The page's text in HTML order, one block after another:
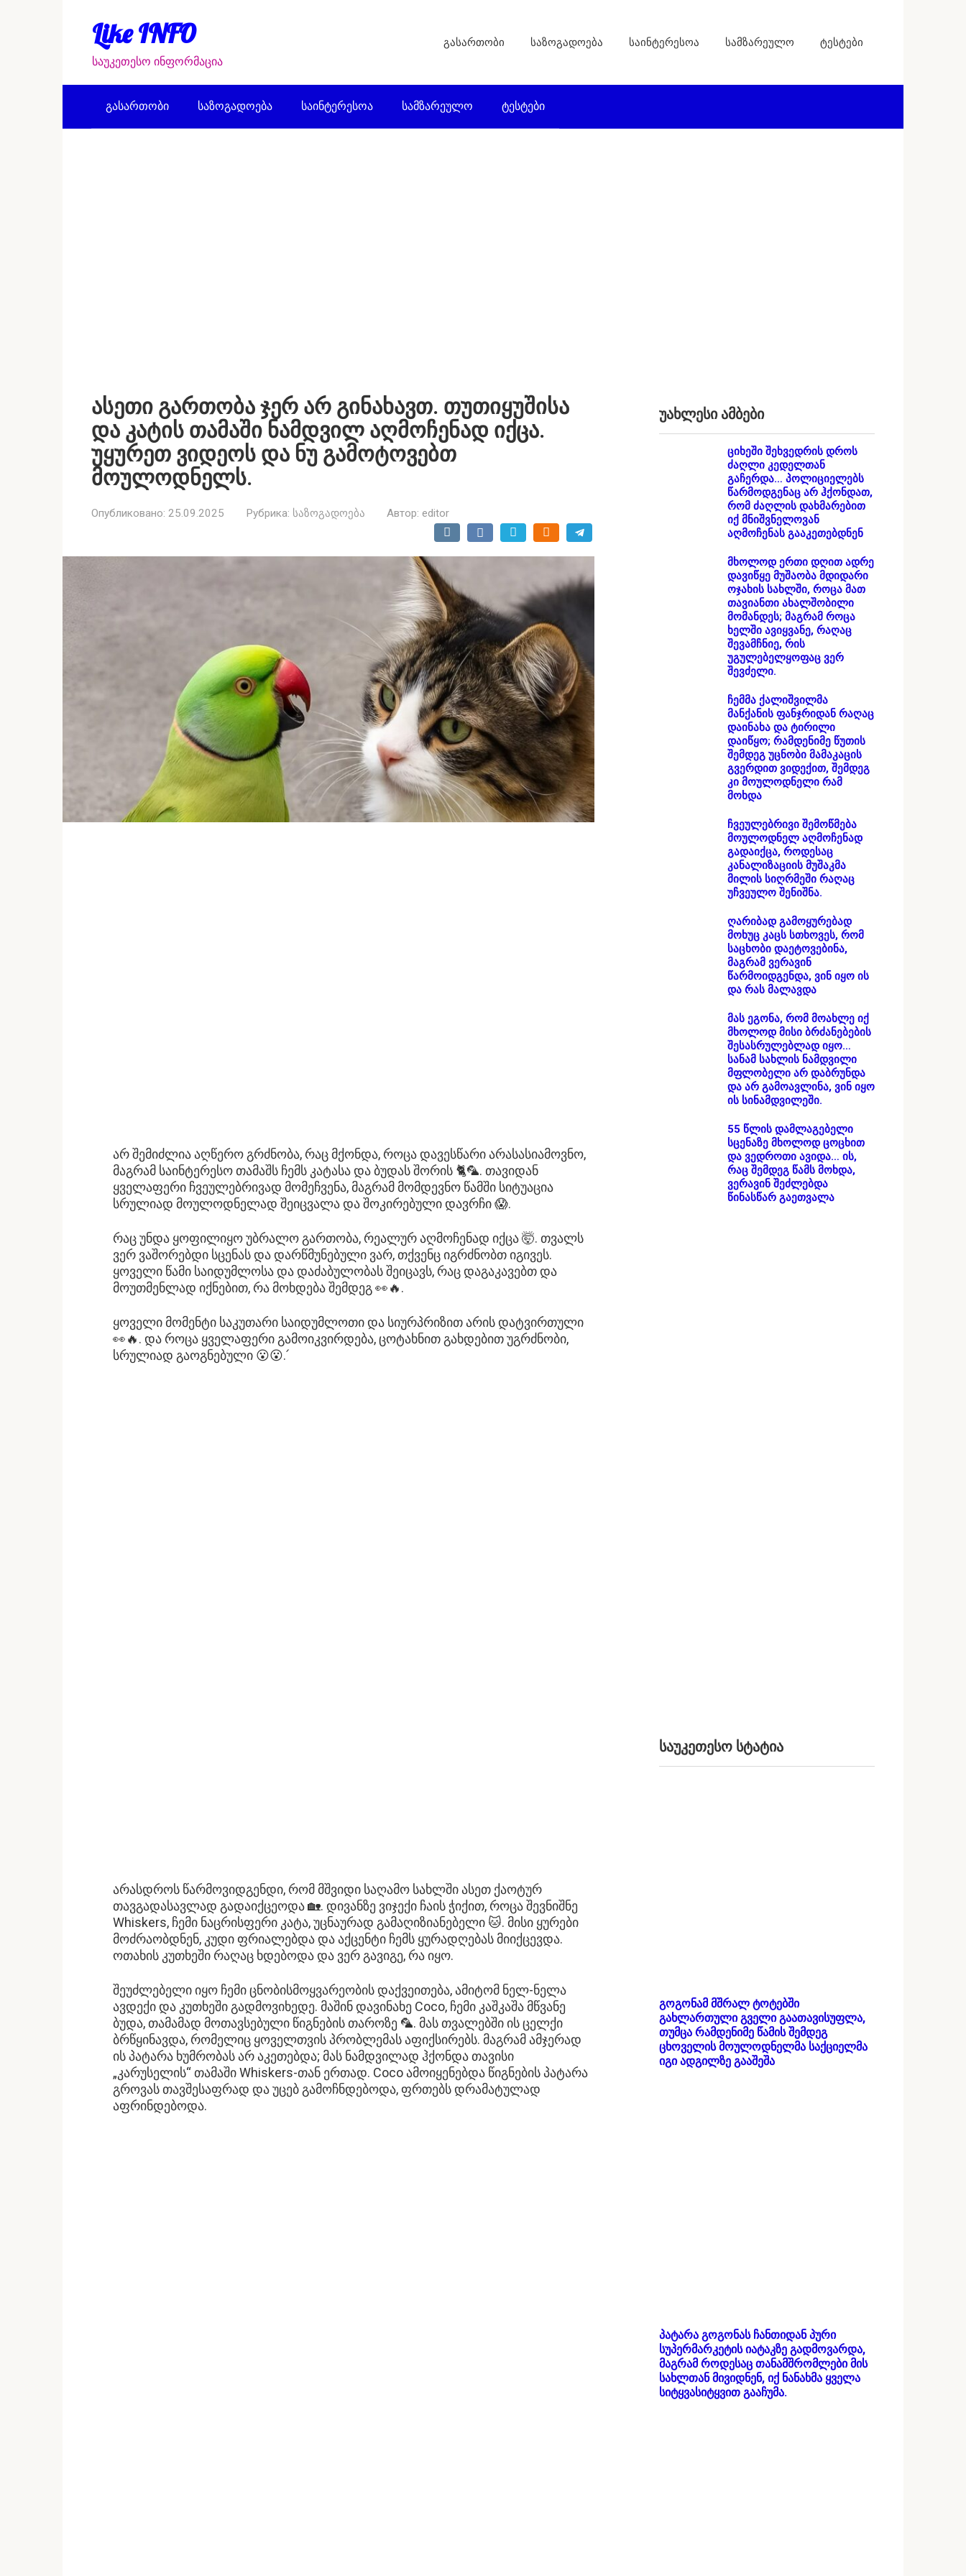
Like INFO
საუკეთესო ინფორმაცია
გასართობი საზოგადოება საინტერესოა სამზარეულო ტესტები
გასართობი საზოგადოება საინტერესოა სამზარეულო ტესტები
ასეთი გართობა ჯერ არ გინახავთ. თუთიყუშისა
და კატის თამაში ნამდვილ აღმოჩენად იქცა.
უყურეთ ვიდეოს და ნუ გამოტოვებთ
მოულოდნელს.
Опубликовано: 25.09.2025 Рубрика: საზოგადოება Автор: editor
არ შემიძლია აღწერო გრძნობა, რაც მქონდა, როცა დავესწარი არასასიამოვნო,
მაგრამ საინტერესო თამაშს ჩემს კატასა და ბუდას შორის 🐈🦜. თავიდან
ყველაფერი ჩვეულებრივად მომეჩვენა, მაგრამ მომდევნო წამში სიტუაცია
სრულიად მოულოდნელად შეიცვალა და შოკირებული დავრჩი 😱.
რაც უნდა ყოფილიყო უბრალო გართობა, რეალურ აღმოჩენად იქცა 🤯. თვალს
ვერ ვაშორებდი სცენას და დარწმუნებული ვარ, თქვენც იგრძნობთ იგივეს.
ყოველი წამი საიდუმლოსა და დაძაბულობას შეიცავს, რაც დაგაკავებთ და
მოუთმენლად იქნებით, რა მოხდება შემდეგ 👀🔥.
ყოველი მომენტი საკუთარი საიდუმლოთი და სიურპრიზით არის დატვირთული
👀🔥. და როცა ყველაფერი გამოიკვირდება, ცოტახნით გახდებით უგრძნობი,
სრულიად გაოგნებული 😮😮.՛
არასდროს წარმოვიდგენდი, რომ მშვიდი საღამო სახლში ასეთ ქაოტურ
თავგადასავლად გადაიქცეოდა 🏡. დივანზე ვიჯექი ჩაის ჭიქით, როცა შევნიშნე
Whiskers, ჩემი ნაცრისფერი კატა, უცნაურად გამაღიზიანებელი 🐱. მისი ყურები
მოძრაობდნენ, კუდი ფრიალებდა და აქცენტი ჩემს ყურადღებას მიიქცევდა.
ოთახის კუთხეში რაღაც ხდებოდა და ვერ გავიგე, რა იყო.
შეუძლებელი იყო ჩემი ცნობისმოყვარეობის დაქვეითება, ამიტომ ნელ-ნელა
ავდექი და კუთხეში გადმოვიხედე. მაშინ დავინახე Coco, ჩემი კაშკაშა მწვანე
ბუდა, თამამად მოთავსებული წიგნების თაროზე 🦜. მას თვალებში ის ცელქი
ბრწყინავდა, რომელიც ყოველთვის პრობლემას აფიქსირებს. მაგრამ ამჯერად
ის პატარა ხუმრობას არ აკეთებდა; მას ნამდვილად ჰქონდა თავისი
„კარუსელის“ თამაში Whiskers-თან ერთად. Coco ამოიყენებდა წიგნების პატარა
გროვას თავშესაფრად და უცებ გამოჩნდებოდა, ფრთებს დრამატულად
აფრინდებოდა.
უახლესი ამბები
ციხეში შეხვედრის დროს
ძაღლი კედელთან
გაჩერდა… პოლიციელებს
წარმოდგენაც არ ჰქონდათ,
რომ ძაღლის დახმარებით
იქ მნიშვნელოვან
აღმოჩენას გააკეთებდნენ
მხოლოდ ერთი დღით ადრე
დავიწყე მუშაობა მდიდარი
ოჯახის სახლში, როცა მათ
თავიანთი ახალშობილი
მომანდეს; მაგრამ როცა
ხელში ავიყვანე, რაღაც
შევამჩნიე, რის
უგულებელყოფაც ვერ
შევძელი.
ჩემმა ქალიშვილმა
მანქანის ფანჯრიდან რაღაც
დაინახა და ტირილი
დაიწყო; რამდენიმე წუთის
შემდეგ უცნობი მამაკაცის
გვერდით ვიდექით, შემდეგ
კი მოულოდნელი რამ
მოხდა
ჩვეულებრივი შემოწმება
მოულოდნელ აღმოჩენად
გადაიქცა, როდესაც
კანალიზაციის მუშაკმა
მილის სიღრმეში რაღაც
უჩვეულო შენიშნა.
ღარიბად გამოყურებად
მოხუც კაცს სთხოვეს, რომ
საცხობი დაეტოვებინა,
მაგრამ ვერავინ
წარმოიდგენდა, ვინ იყო ის
და რას მალავდა
მას ეგონა, რომ მოახლე იქ
მხოლოდ მისი ბრძანებების
შესასრულებლად იყო…
სანამ სახლის ნამდვილი
მფლობელი არ დაბრუნდა
და არ გამოავლინა, ვინ იყო
ის სინამდვილეში.
55 წლის დამლაგებელი
სცენაზე მხოლოდ ცოცხით
და ვედროთი ავიდა… ის,
რაც შემდეგ წამს მოხდა,
ვერავინ შეძლებდა
წინასწარ გაეთვალა
საუკეთესო სტატია
გოგონამ მშრალ ტოტებში
გახლართული გველი გაათავისუფლა,
თუმცა რამდენიმე წამის შემდეგ
ცხოველის მოულოდნელმა საქციელმა
იგი ადგილზე გააშეშა
პატარა გოგონას ჩანთიდან პური
სუპერმარკეტის იატაკზე გადმოვარდა,
მაგრამ როდესაც თანამშრომლები მის
სახლთან მივიდნენ, იქ ნანახმა ყველა
სიტყვასიტყვით გააჩუმა.